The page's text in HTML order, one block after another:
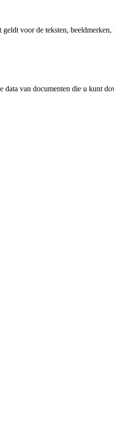
voor de teksten,
van documenten die u kunt